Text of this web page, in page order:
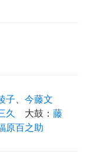
子
今藤文
久 大鼓 ： 藤
原百之助